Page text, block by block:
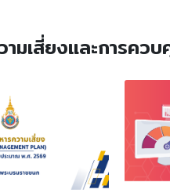
ามเสี่ยงและการคว